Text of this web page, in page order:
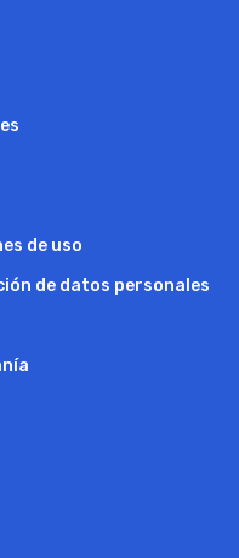
de uso
de datos personales